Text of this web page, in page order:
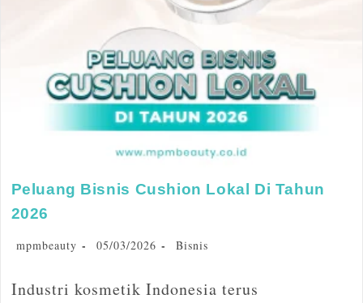
Peluang Bisnis Cushion Lokal Di Tahun
2026
mpmbeauty 05/03/2026 Bisnis
Industri kosmetik Indonesia terus